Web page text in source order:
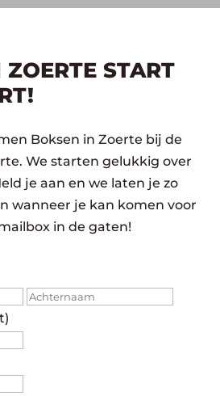
START
Boksen in Zoerte bij de
We starten gelukkig over
je aan en we laten je zo
wanneer je kan komen voor
in de gaten!
Voornaam